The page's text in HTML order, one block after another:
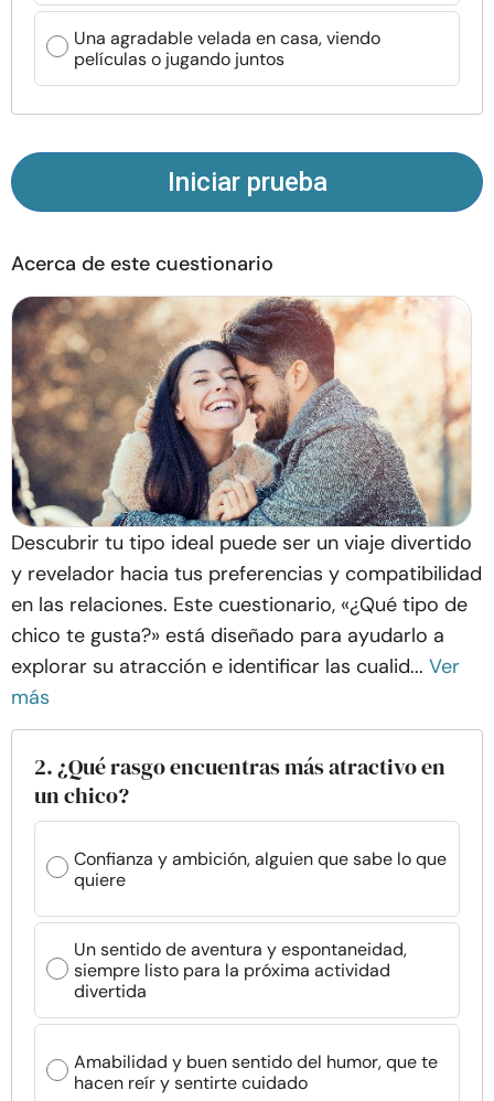
Comunidad
Idioma
Sobre nosotros Contáctanos Escríbenos
© Copyright 2026. Todos los derechos reservados.
Una agradable velada en casa, viendo
películas o jugando juntos
Iniciar prueba
Acerca de este cuestionario
Descubrir tu tipo ideal puede ser un viaje divertido
y revelador hacia tus preferencias y compatibilidad
en las relaciones. Este cuestionario, «¿Qué tipo de
chico te gusta?» está diseñado para ayudarlo a
explorar su atracción e identificar las cualid... Ver
más
2. ¿Qué rasgo encuentras más atractivo en
un chico?
Confianza y ambición, alguien que sabe lo que
quiere
Un sentido de aventura y espontaneidad,
siempre listo para la próxima actividad
divertida
Amabilidad y buen sentido del humor, que te
hacen reír y sentirte cuidado